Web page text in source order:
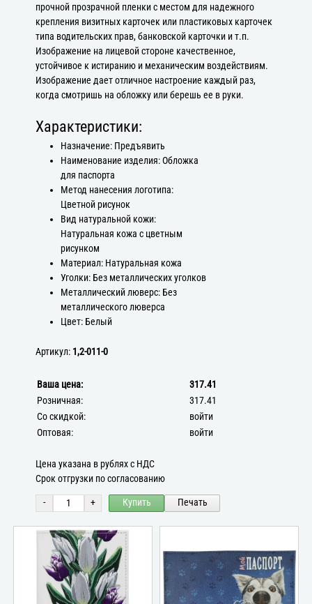
прочной прозрачной пленки с местом для надежного
крепления визитных карточек или пластиковых карточек
типа водительских прав, банковской карточки и т.п.
Изображение на лицевой стороне качественное,
устойчивое к истиранию и механическим воздействиям.
Изображение дает отличное настроение каждый раз,
когда смотришь на обложку или берешь ее в руки.
Характеристики:
Назначение: Предъявить
Наименование изделия: Обложка
для паспорта
Метод нанесения логотипа:
Цветной рисунок
Вид натуральной кожи:
Натуральная кожа с цветным
рисунком
Материал: Натуральная кожа
Уголки: Без металлических уголков
Металлический люверс: Без
металлического люверса
Цвет: Белый
Артикул: 1,2-011-0
Ваша цена:
317.41
Розничная:
317.41
Со скидкой:
войти
Оптовая:
войти
Цена указана в рублях с НДС
Срок отгрузки по согласованию
- + Купить Печать